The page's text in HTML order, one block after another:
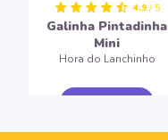
4.9 / 5
Galinha Pintadinha
Mini
Hora do Lanchinho